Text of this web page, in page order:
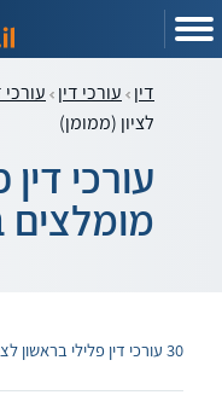
דין עורכי דין עורכי
לציון (ממומן)
עורכי דין
מומלצים
30 עורכי דין פלילי בראשון לציון